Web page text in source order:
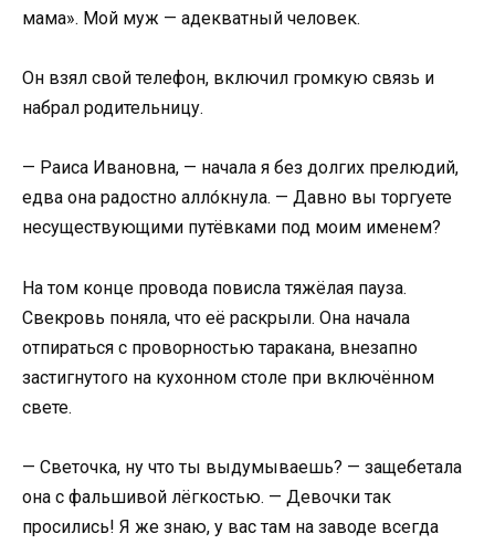
мама». Мой муж — адекватный человек.
Он взял свой телефон, включил громкую связь и
набрал родительницу.
— Раиса Ивановна, — начала я без долгих прелюдий,
едва она радостно алло́кнула. — Давно вы торгуете
несуществующими путёвками под моим именем?
На том конце провода повисла тяжёлая пауза.
Свекровь поняла, что её раскрыли. Она начала
отпираться с проворностью таракана, внезапно
застигнутого на кухонном столе при включённом
свете.
— Светочка, ну что ты выдумываешь? — защебетала
она с фальшивой лёгкостью. — Девочки так
просились! Я же знаю, у вас там на заводе всегда